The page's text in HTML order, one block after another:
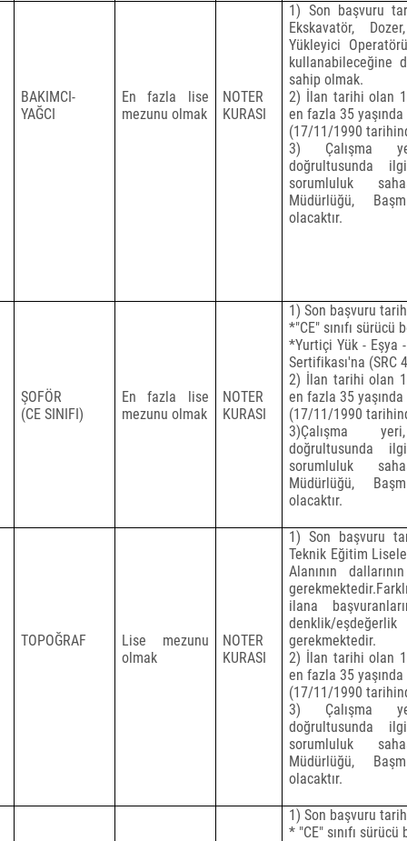
BAKIMCI-
YAĞCI
En fazla lise
mezunu olmak
NOTER
KURASI
1) Son başvuru
Ekskavatör,
Yükleyici
kullanabileceğine
sahip olmak.
2) İlan tarihi olan
en fazla 35
(17/11/1990
3) Çalışma
doğrultusunda
sorumluluk
Müdürlüğü,
olacaktır.
ŞOFÖR
(CE SINIFI)
En fazla lise
mezunu olmak
NOTER
KURASI
1) Son başvuru
*"CE" sınıfı
*Yurtiçi Yük - Eşya -
Sertifikası'na (SRC
2) İlan tarihi olan
en fazla 35
(17/11/1990
3)Çalışma
doğrultusunda
sorumluluk
Müdürlüğü,
olacaktır.
TOPOĞRAF
Lise mezunu
olmak
NOTER
KURASI
1) Son başvuru
Teknik Eğitim
Alanının
ilana
denklik/
gerekmektedir.
2) İlan tarihi olan
en fazla 35
(17/11/1990
3) Çalışma
doğrultusunda
sorumluluk
Müdürlüğü,
olacaktır.
1) Son başvuru
* "CE" sınıfı